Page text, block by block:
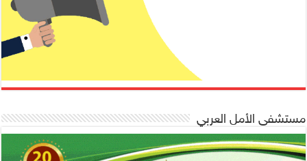
مستشفى الأمل العربي